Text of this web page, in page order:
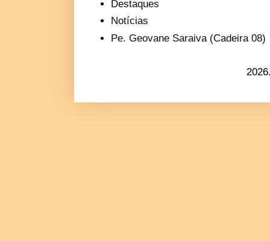
Destaques
Notícias
Pe. Geovane Saraiva (Cadeira 08)